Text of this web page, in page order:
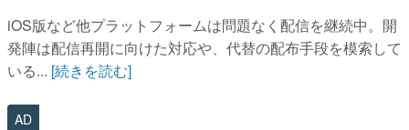
アプリレビュー
その他
電ファミニコゲーマーとは？
iOS版など他プラットフォームは問題なく配信を継続中。開
発陣は配信再開に向けた対応や、代替の配布手段を模索して
いる... [続きを読む]
AD